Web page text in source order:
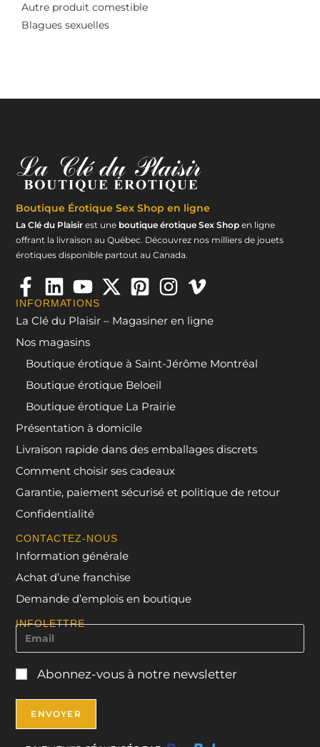
Autre produit comestible
Blagues sexuelles
Boutique Érotique Sex Shop en ligne
La Clé du Plaisir est une boutique érotique Sex Shop en ligne
offrant la livraison au Québec. Découvrez nos milliers de jouets
érotiques disponible partout au Canada.
INFORMATIONS
La Clé du Plaisir – Magasiner en ligne
Nos magasins
Boutique érotique à Saint-Jérôme Montréal
Boutique érotique Beloeil
Boutique érotique La Prairie
Présentation à domicile
Livraison rapide dans des emballages discrets
Comment choisir ses cadeaux
Garantie, paiement sécurisé et politique de retour
Confidentialité
CONTACTEZ-NOUS
Information générale
Achat d’une franchise
Demande d’emplois en boutique
INFOLETTRE
Abonnez-vous à notre newsletter